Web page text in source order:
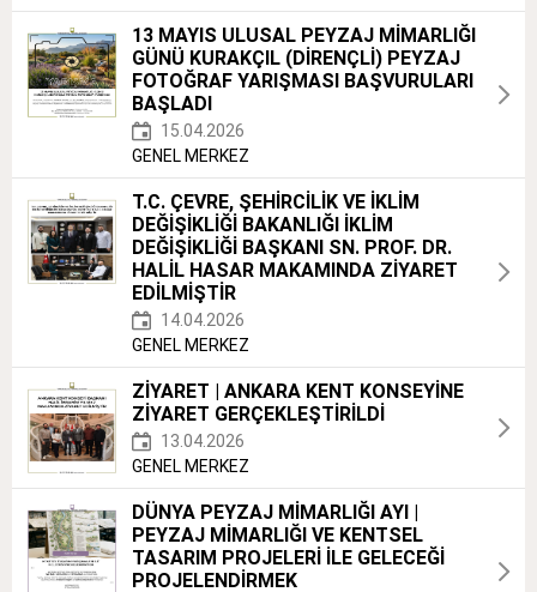
13 MAYIS ULUSAL PEYZAJ MİMARLIĞI
GÜNÜ KURAKÇIL (DİRENÇLİ) PEYZAJ
FOTOĞRAF YARIŞMASI BAŞVURULARI
BAŞLADI
15.04.2026
GENEL MERKEZ
T.C. ÇEVRE, ŞEHİRCİLİK VE İKLİM
DEĞİŞİKLİĞİ BAKANLIĞI İKLİM
DEĞİŞİKLİĞİ BAŞKANI SN. PROF. DR.
HALİL HASAR MAKAMINDA ZİYARET
EDİLMİŞTİR
14.04.2026
GENEL MERKEZ
ZİYARET | ANKARA KENT KONSEYİNE
ZİYARET GERÇEKLEŞTİRİLDİ
13.04.2026
GENEL MERKEZ
DÜNYA PEYZAJ MİMARLIĞI AYI |
PEYZAJ MİMARLIĞI VE KENTSEL
TASARIM PROJELERİ İLE GELECEĞİ
PROJELENDİRMEK